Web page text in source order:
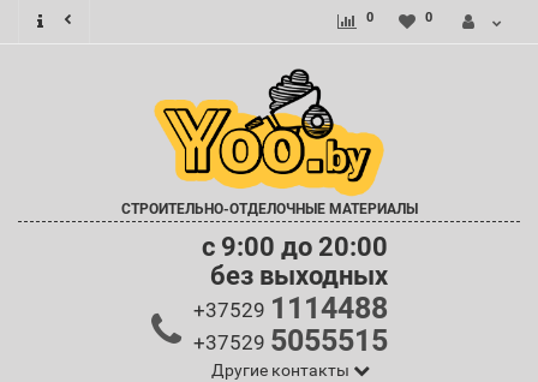
0 0
СТРОИТЕЛЬНО-ОТДЕЛОЧНЫЕ МАТЕРИАЛЫ
c 9:00 до 20:00
без выходных
+37529 1114488
+37529 5055515
Другие контакты